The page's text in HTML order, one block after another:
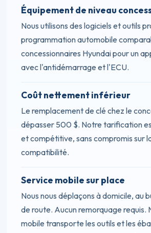
Équipement de niveau
Nous utilisons des logiciels et outils
programmation automobile
concessionnaires Hyundai pour un
avec l'antidémarrage et l'ECU.
Coût nettement inférieur
Le remplacement de clé chez le
dépasser 500 $. Notre tarification
et compétitive, sans compromis sur
compatibilité.
Service mobile sur place
Nous nous déplaçons à domicile, au
de route. Aucun remorquage requis.
mobile transporte les outils et les